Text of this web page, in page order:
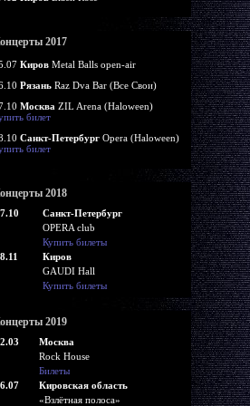
2017
Киров Metal Balls open-air
Рязань Raz Dva Bar (Все Свои)
Москва ZIL Arena (Haloween)
билет
Санкт-Петербург Opera (Haloween)
билет
2018
Санкт-Петербург
OPERA club
Купить билеты
Киров
GAUDI Hall
Купить билеты
2019
Москва
Rock House
Билеты
Кировская область
«Взлётная полоса»